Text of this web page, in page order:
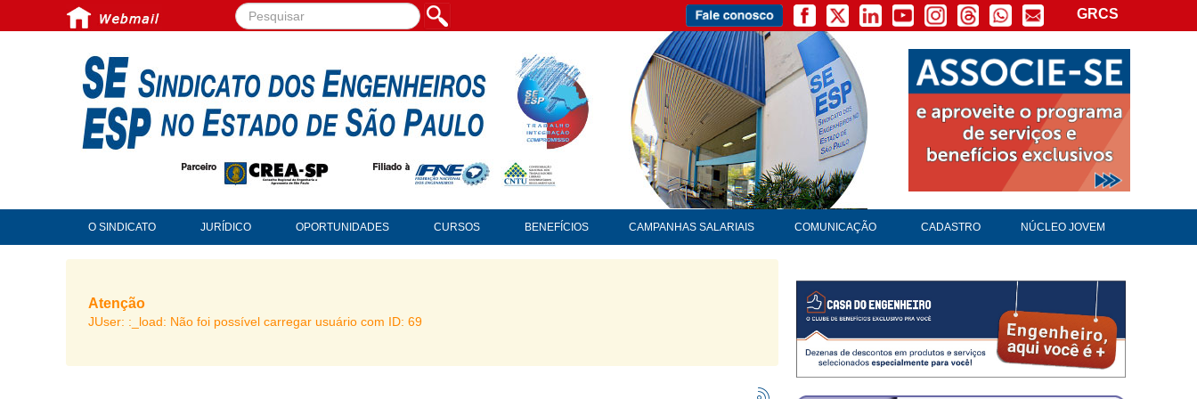
Pesquisar... GRCS
O SINDICATO JURÍDICO OPORTUNIDADES CURSOS BENEFÍCIOS CAMPANHAS SALARIAIS COMUNICAÇÃO CADASTRO NÚCLEO JOVEM
Atenção
JUser: :_load: Não foi possível carregar usuário com ID: 69